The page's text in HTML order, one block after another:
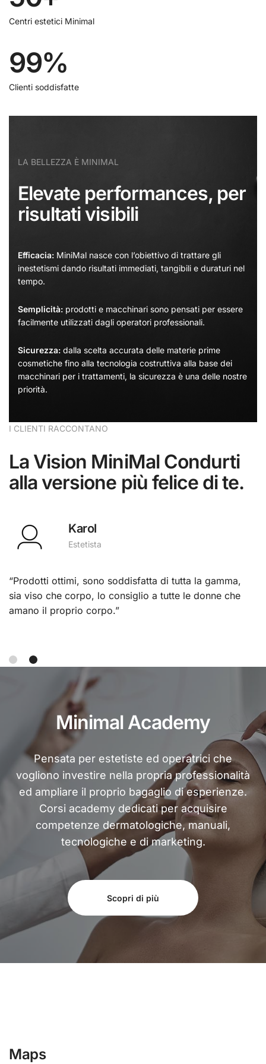
Centri estetici Minimal
99%
Clienti soddisfatte
LA BELLEZZA È MINIMAL
Elevate performances, per
risultati visibili
Efficacia: MiniMal nasce con l’obiettivo di trattare gli
inestetismi dando risultati immediati, tangibili e duraturi nel
tempo.
Semplicità: prodotti e macchinari sono pensati per essere
facilmente utilizzati dagli operatori professionali.
Sicurezza: dalla scelta accurata delle materie prime
cosmetiche fino alla tecnologia costruttiva alla base dei
macchinari per i trattamenti, la sicurezza è una delle nostre
priorità.
I CLIENTI RACCONTANO
La Vision MiniMal Condurti
alla versione più felice di te.
“Prodotti eccellenti e personale qualificato. Ho
avuto modo di apprezzare serietà e professionalità
aziendale, grazie di esserci.”
Eliana
Estetista
Minimal Academy
Pensata per estetiste ed operatrici che
vogliono investire nella propria professionalità
ed ampliare il proprio bagaglio di esperienze.
Corsi academy dedicati per acquisire
competenze dermatologiche, manuali,
tecnologiche e di marketing.
Scopri di più
Maps